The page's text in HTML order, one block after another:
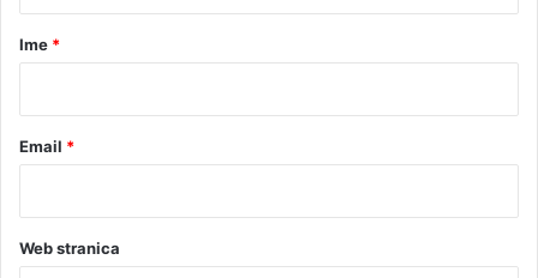
rIme *
Email *
Web stranica